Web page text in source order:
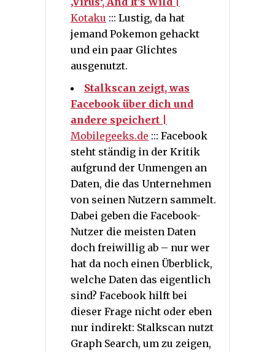
Kotaku ::: Lustig, da hat
jemand Pokemon gehackt
und ein paar Glichtes
ausgenutzt.
Stalkscan zeigt, was
Facebook über dich und
andere speichert
Mobilegeeks.de ::: Facebook
steht ständig in der Kritik
aufgrund der Unmengen an
Daten, die das Unternehmen
von seinen Nutzern sammelt.
Dabei geben die Facebook-
Nutzer die meisten Daten
doch freiwillig ab – nur wer
hat da noch einen Überblick,
welche Daten das eigentlich
sind? Facebook hilft bei
dieser Frage nicht oder eben
nur indirekt: Stalkscan nutzt
Graph Search, um zu zeigen,